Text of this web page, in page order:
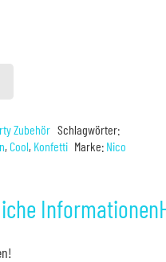
Zubehör Schlagwörter:
, Cool, Konfetti Marke: Nico
Informationen